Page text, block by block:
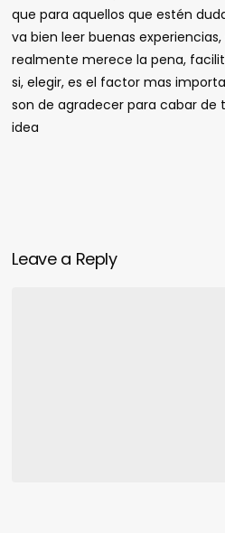
que para aquellos que estén
va bien leer buenas
realmente merece la pena,
si, elegir, es el factor mas
son de agradecer para cabar
idea
Leave a Reply